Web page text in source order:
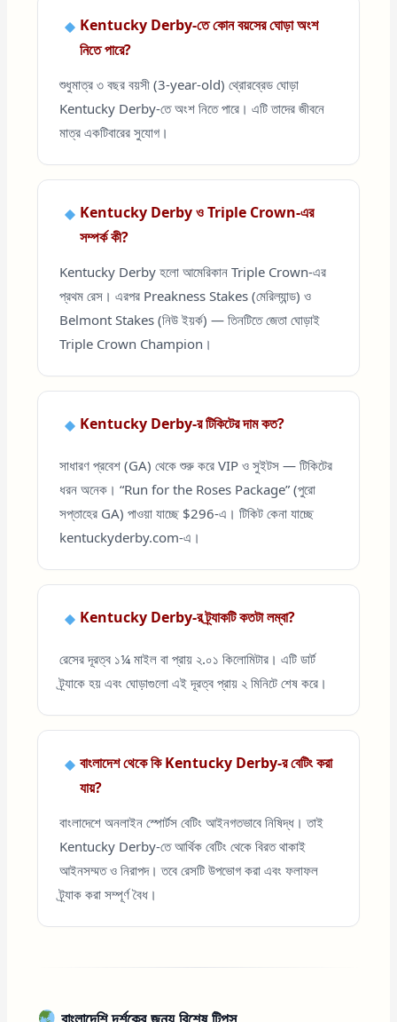
Kentucky Derby-তে কোন বয়সের ঘোড়া অংশ
নিতে পারে?
শুধুমাত্র ৩ বছর বয়সী (3-year-old) থ্রোরব্রেড ঘোড়া
Kentucky Derby-তে অংশ নিতে পারে। এটি তাদের জীবনে
মাত্র একটিবারের সুযোগ।
Kentucky Derby ও Triple Crown-এর
সম্পর্ক কী?
Kentucky Derby হলো আমেরিকান Triple Crown-এর
প্রথম রেস। এরপর Preakness Stakes (মেরিল্যান্ড) ও
Belmont Stakes (নিউ ইয়র্ক) — তিনটিতে জেতা ঘোড়াই
Triple Crown Champion।
Kentucky Derby-র টিকিটের দাম কত?
সাধারণ প্রবেশ (GA) থেকে শুরু করে VIP ও সুইটস — টিকিটের
ধরন অনেক। “Run for the Roses Package” (পুরো
সপ্তাহের GA) পাওয়া যাচ্ছে $296-এ। টিকিট কেনা যাচ্ছে
kentuckyderby.com-এ।
Kentucky Derby-র ট্র্যাকটি কতটা লম্বা?
রেসের দূরত্ব ১¼ মাইল বা প্রায় ২.০১ কিলোমিটার। এটি ডার্ট
ট্র্যাকে হয় এবং ঘোড়াগুলো এই দূরত্ব প্রায় ২ মিনিটে শেষ করে।
বাংলাদেশ থেকে কি Kentucky Derby-র বেটিং করা
যায়?
বাংলাদেশে অনলাইন স্পোর্টস বেটিং আইনগতভাবে নিষিদ্ধ। তাই
Kentucky Derby-তে আর্থিক বেটিং থেকে বিরত থাকাই
আইনসম্মত ও নিরাপদ। তবে রেসটি উপভোগ করা এবং ফলাফল
ট্র্যাক করা সম্পূর্ণ বৈধ।